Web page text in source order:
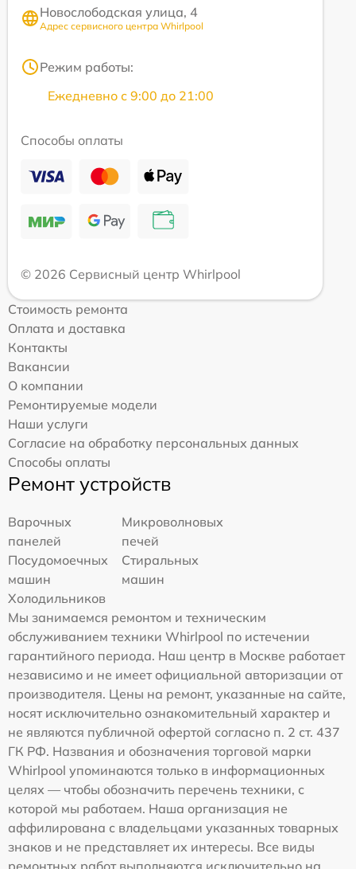
Новослободская улица, 4
Адрес сервисного центра Whirlpool
Режим работы:
Ежедневно с 9:00 до 21:00
Способы оплаты
© 2026 Сервисный центр Whirlpool
Стоимость ремонта
Оплата и доставка
Контакты
Вакансии
О компании
Ремонтируемые модели
Наши услуги
Согласие на обработку персональных данных
Способы оплаты
Ремонт устройств
Варочных
панелей
Микроволновых
печей
Посудомоечных
машин
Стиральных
машин
Холодильников
Мы занимаемся ремонтом и техническим
обслуживанием техники Whirlpool по истечении
гарантийного периода. Наш центр в Москве работает
независимо и не имеет официальной авторизации от
производителя. Цены на ремонт, указанные на сайте,
носят исключительно ознакомительный характер и
не являются публичной офертой согласно п. 2 ст. 437
ГК РФ. Названия и обозначения торговой марки
Whirlpool упоминаются только в информационных
целях — чтобы обозначить перечень техники, с
которой мы работаем. Наша организация не
аффилирована с владельцами указанных товарных
знаков и не представляет их интересы. Все виды